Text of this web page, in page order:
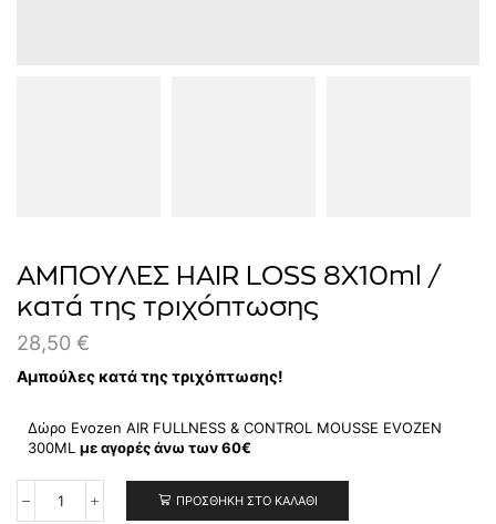
ΑΜΠΟΥΛΕΣ HAIR LOSS 8X10ml /
κατά της τριχόπτωσης
28,50 €
Αμπούλες κατά της τριχόπτωσης!
Δώρο Evozen AIR FULLNESS & CONTROL MOUSSE EVOZEN
300ΜL με αγορές άνω των 60€
ΠΡΟΣΘΉΚΗ ΣΤΟ ΚΑΛΆΘΙ